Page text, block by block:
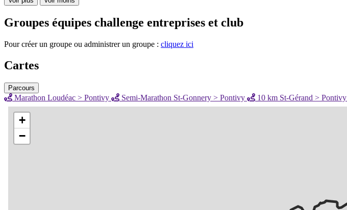
Groupes équipes challenge entreprises et club
Pour créer un groupe ou administrer un groupe : cliquez ici
Cartes
Parcours
Marathon Loudéac > Pontivy Semi-Marathon St-Gonnery > Pontivy 10 km St-Gérand > Pontivy